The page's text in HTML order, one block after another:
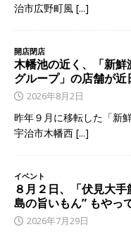
治市広野町風 [...]
開店閉店
木幡池の近く、「新
グループ」の店舗が近
2026年8月2日
昨年９月に移転した「新
宇治市木幡西 [...]
イベント
８月２日、「伏見大
島の旨いもん” もやっ
2026年7月29日